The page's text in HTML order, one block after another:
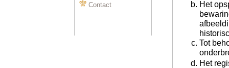
Contact
Het
Tot
Het